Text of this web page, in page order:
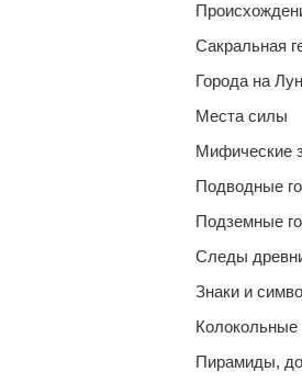
Сакральная
Города на
Места силы
Мифические
Подводные
Подземные
Следы
Знаки и
Пирамиды,